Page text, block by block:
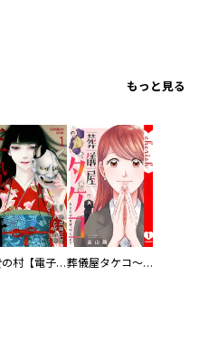
もっと見る
生贄の村【電子単行本版】 葬儀屋タケコ～あなたの最期、叶えます【電子単行本版】